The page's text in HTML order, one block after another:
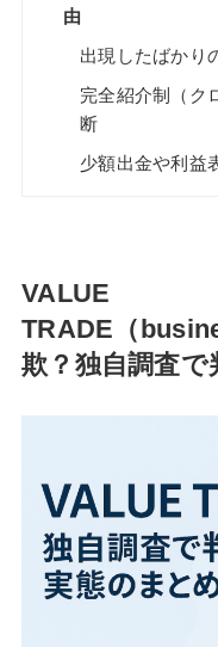
由
出現したばかり
完全紹介制（ク
断
少額出金や利益
VALUE
TRADE（
欺？独自調査